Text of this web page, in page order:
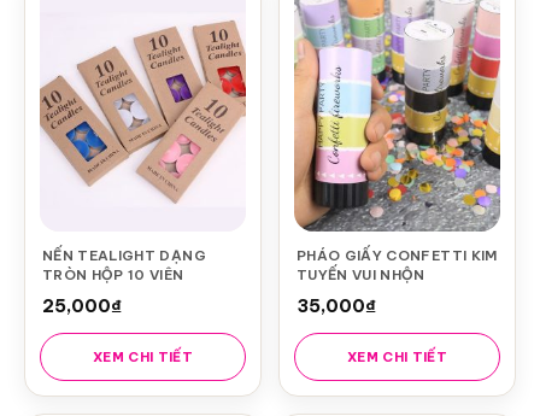
NẾN TEALIGHT DẠNG
TRÒN HỘP 10 VIÊN
25,000₫
XEM CHI TIẾT
PHÁO GIẤY CONFETTI KIM
TUYẾN VUI NHỘN
35,000₫
XEM CHI TIẾT